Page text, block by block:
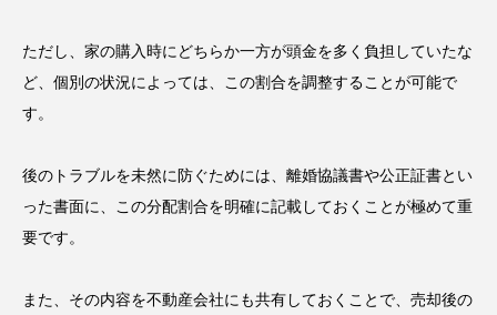
ただし、家の購入時にどちらか一方が頭金を多く負担していたな
ど、個別の状況によっては、この割合を調整することが可能で
す。
後のトラブルを未然に防ぐためには、離婚協議書や公正証書とい
った書面に、この分配割合を明確に記載しておくことが極めて重
要です。
また、その内容を不動産会社にも共有しておくことで、売却後の